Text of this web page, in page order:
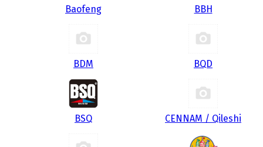
Baofeng BBH
BDM BQD
BSQ CENNAM / Qileshi